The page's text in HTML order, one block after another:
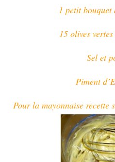
1 petit
15 olives
Sel et
Piment
Pour la mayonnaise recette